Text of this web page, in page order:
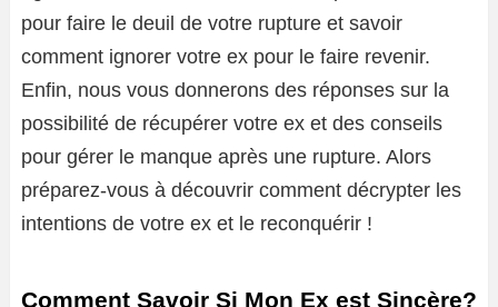
pour faire le deuil de votre rupture et savoir
comment ignorer votre ex pour le faire revenir.
Enfin, nous vous donnerons des réponses sur la
possibilité de récupérer votre ex et des conseils
pour gérer le manque après une rupture. Alors
préparez-vous à découvrir comment décrypter les
intentions de votre ex et le reconquérir !
Comment Savoir Si Mon Ex est Sincère?